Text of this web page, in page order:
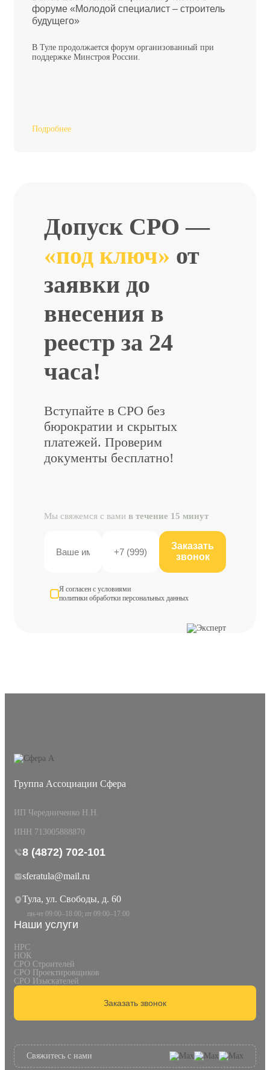
форуме «Молодой специалист – строитель
будущего»
В Туле продолжается форум организованный при
поддержке Минстроя России.
Подробнее
Допуск СРО —
«под ключ» от
заявки до
внесения в
реестр за 24
часа!
Вступайте в СРО без
бюрократии и скрытых
платежей. Проверим
документы бесплатно!
Мы свяжемся с вами в течение 15 минут
Заказать
звонок
Я согласен с условиями
политики обработки персональных данных
Группа Ассоциации Сфера
ИП Чередниченко Н.Н.
ИНН 713005888870
8 (4872) 702-101
sferatula@mail.ru
Тула, ул. Свободы, д. 60
пн-чт 09:00–18:00; пт 09:00–17:00
Наши услуги
НРС
НОК
СРО Строителей
СРО Проектировщиков
СРО Изыскателей
Заказать звонок
Свяжитесь с нами